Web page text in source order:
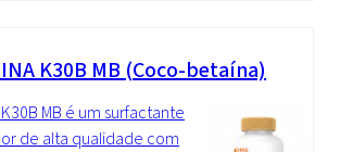
K30B MB (Coco-betaína)
K30B MB é um surfactante
de alta qualidade com